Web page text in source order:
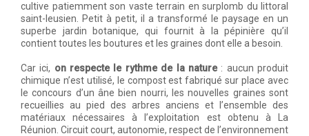
cultive patiemment son vaste terrain en surplomb du littoral
saint-leusien. Petit à petit, il a transformé le paysage en un
superbe jardin botanique, qui fournit à la pépinière qu’il
contient toutes les boutures et les graines dont elle a besoin.
Car ici, on respecte le rythme de la nature : aucun produit
chimique n’est utilisé, le compost est fabriqué sur place avec
le concours d’un âne bien nourri, les nouvelles graines sont
recueillies au pied des arbres anciens et l’ensemble des
matériaux nécessaires à l’exploitation est obtenu à La
Réunion. Circuit court, autonomie, respect de l’environnement